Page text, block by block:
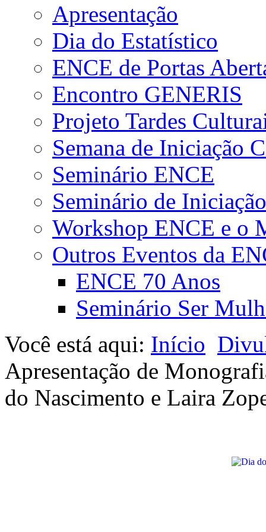
Apresentação
Dia do Estatístico
ENCE de Portas
Encontro GENERIS
Projeto Tardes
Semana de Iniciação
Seminário ENCE
Seminário de
Workshop ENCE e o
Outros Eventos da
ENCE 70 Anos
Seminário Ser
Você está aqui: Início
Apresentação de
do Nascimento e Laira